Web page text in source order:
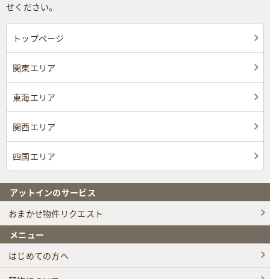
せください。
トップページ
関東エリア
東海エリア
関西エリア
四国エリア
アットインのサービス
おまかせ物件リクエスト
メニュー
はじめての方へ